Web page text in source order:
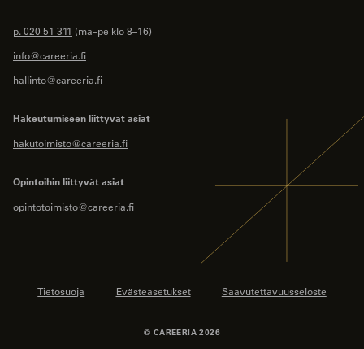
p. 020 51 311 (ma–pe klo 8–16)
info@careeria.fi
hallinto@careeria.fi
Hakeutumiseen liittyvät asiat
hakutoimisto@careeria.fi
Opintoihin liittyvät asiat
opintotoimisto@careeria.fi
© CAREERIA 2026
Tietosuoja Evästeasetukset Saavutettavuusseloste